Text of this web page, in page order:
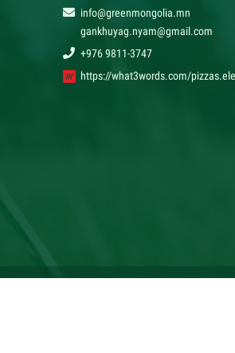
info@greenmongolia.mn
gankhuyag.nyam@gmail.com
+976 9811-3747
https://what3words.com/